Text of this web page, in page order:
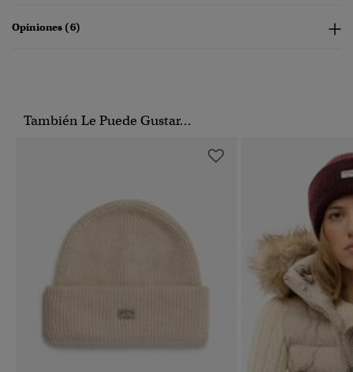
Opiniones (6)
También Le Puede Gustar...